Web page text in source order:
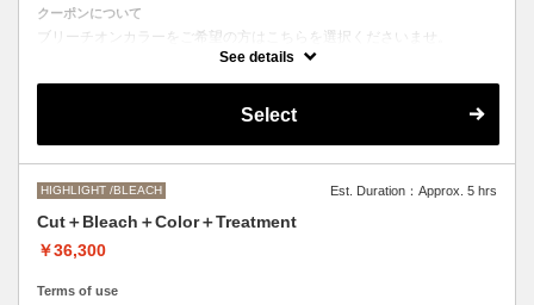
クーポンについて
ブリーチオンカラーをご希望の方はこちらを選択くださいませ。
で、料金が前後する場合がございます。
M ¥＋1100 L¥＋1650 LL¥＋2200
See details
Select
HIGHLIGHT /BLEACH Est. Duration：Approx. 5 hrs
Cut＋Bleach＋Color＋Treatment
￥36,300
Terms of use